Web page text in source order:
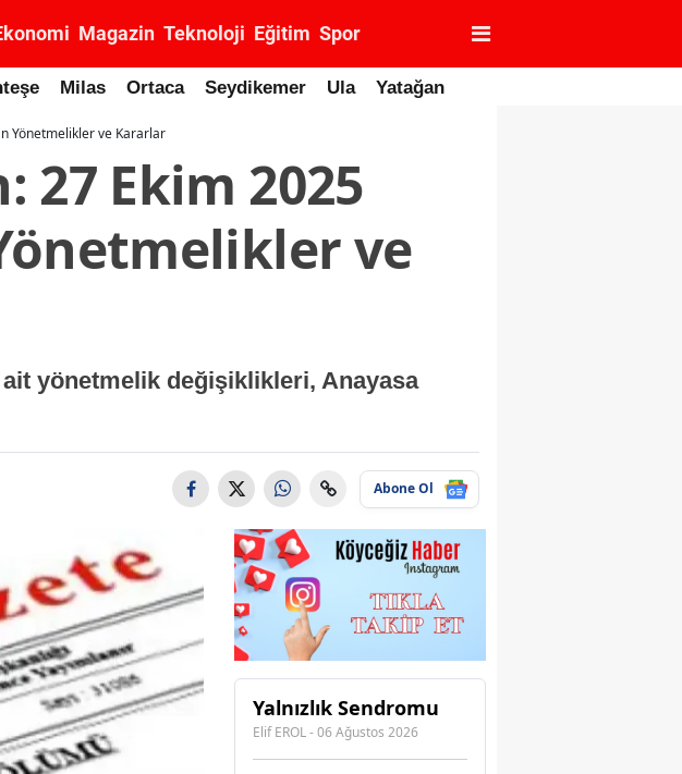
Magazin Teknoloji Eğitim Spor
Milas Ortaca Seydikemer Ula Yatağan
Yönetmelikler ve Kararlar
27 Ekim 2025
ve
yönetmelik değişiklikleri, Anayasa
Abone Ol
Yalnızlık Sendromu
Elif EROL - 06 Ağustos 2026